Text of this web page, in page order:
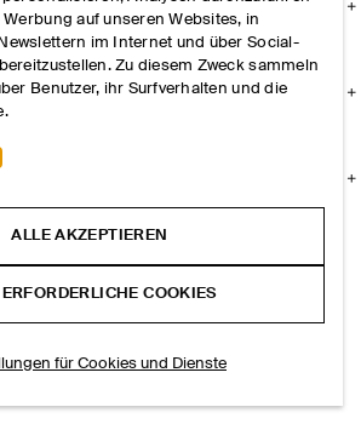
auf unseren Websites, in
im Internet und über Social-
Zu diesem Zweck sammeln
Benutzer, ihr Surfverhalten und die
information
ALLE AKZEPTIEREN
ERFORDERLICHE COOKIES
für Cookies und Dienste